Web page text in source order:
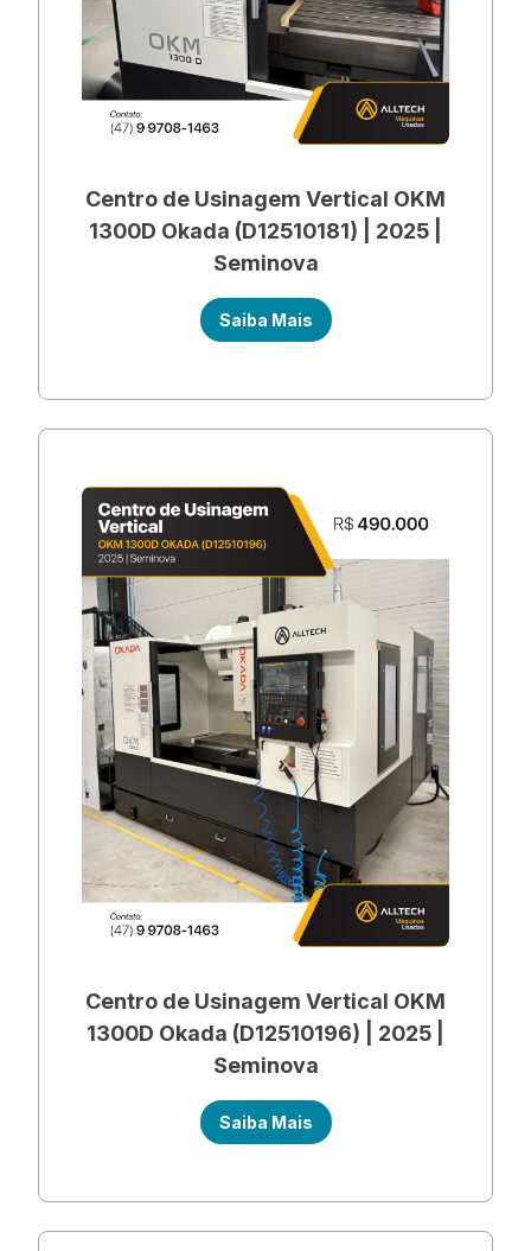
Centro de Usinagem Vertical OKM
1300D Okada (D12510181) | 2025 |
Seminova
Saiba Mais
Centro de Usinagem Vertical OKM
1300D Okada (D12510196) | 2025 |
Seminova
Saiba Mais